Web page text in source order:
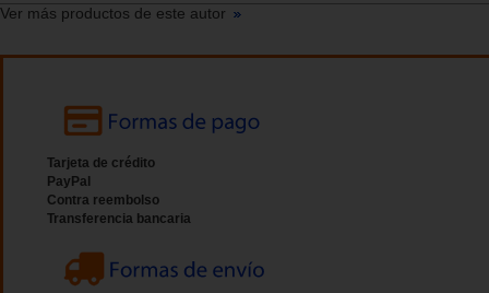
Ver más productos de este autor
Tarjeta de crédito
PayPal
Contra reembolso
Transferencia bancaria